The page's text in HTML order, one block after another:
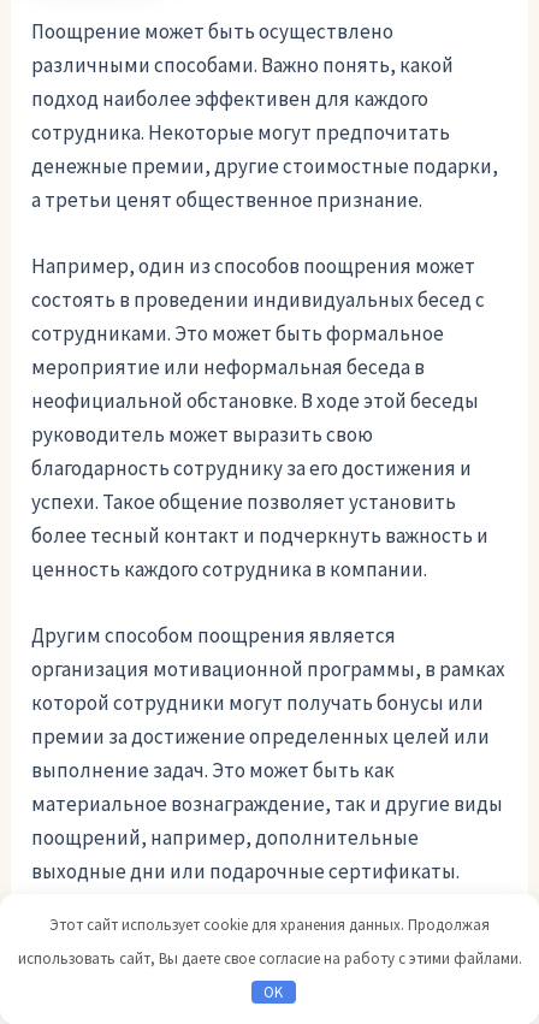
Поощрение может быть осуществлено
различными способами. Важно понять, какой
подход наиболее эффективен для каждого
сотрудника. Некоторые могут предпочитать
денежные премии, другие стоимостные подарки,
а третьи ценят общественное признание.
Например, один из способов поощрения может
состоять в проведении индивидуальных бесед с
сотрудниками. Это может быть формальное
мероприятие или неформальная беседа в
неофициальной обстановке. В ходе этой беседы
руководитель может выразить свою
благодарность сотруднику за его достижения и
успехи. Такое общение позволяет установить
более тесный контакт и подчеркнуть важность и
ценность каждого сотрудника в компании.
Другим способом поощрения является
организация мотивационной программы, в рамках
которой сотрудники могут получать бонусы или
премии за достижение определенных целей или
выполнение задач. Это может быть как
материальное вознаграждение, так и другие виды
поощрений, например, дополнительные
выходные дни или подарочные сертификаты.
Важно учитывать индивидуальные предпочтения
каждого сотрудника и создавать индивидуальные
программы поощрения. К примеру, некоторым
Этот сайт использует cookie для хранения данных. Продолжая
использовать сайт, Вы даете свое согласие на работу с этими файлами.
OK